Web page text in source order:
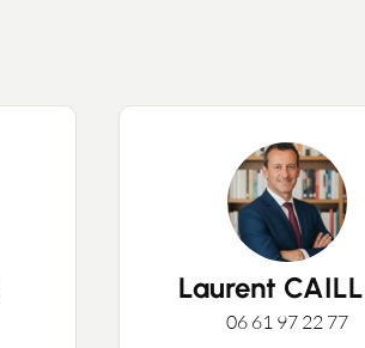
Contacter un conseiller
Estimer/Vendre
Laurent
06 61 97 22 77